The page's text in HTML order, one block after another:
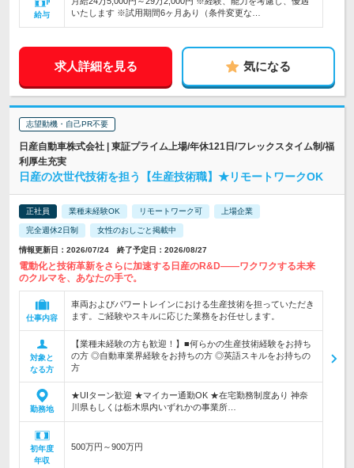
給与
いたします ※試用期間6ヶ月あり（条件変更な…
求人詳細を見る 気になる
志望動機・自己PR不要
日産自動車株式会社 | 東証プライム上場/年休121日/フレックスタイム制/福
利厚生充実
日産の次世代技術を担う【生産技術職】★リモートワークOK
正社員 業種未経験OK リモートワーク可 上場企業
完全週休2日制 女性のおしごと掲載中
情報更新日：2026/07/24 終了予定日：2026/08/27
電動化と技術革新をさらに加速する日産のR&D――ワクワクする未来
のクルマを、あなたの手で。
仕事内容
車両およびパワートレインにおける生産技術を担っていただき
ます。ご経験やスキルに応じた業務をお任せします。
対象と
なる方
【業種未経験の方も歓迎！】■何らかの生産技術経験をお持ち
の方 ◎自動車業界経験をお持ちの方 ◎英語スキルをお持ちの
方
勤務地
★UIターン歓迎 ★マイカー通勤OK ★在宅勤務制度あり 神奈
川県もしくは栃木県内いずれかの事業所…
初年度
年収
500万円～900万円